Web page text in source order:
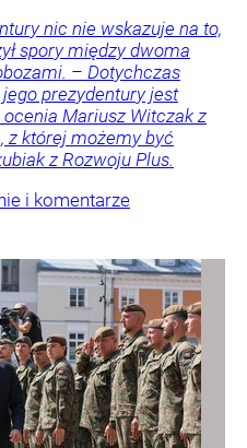
nic nie wskazuje na to,
spory między dwoma
– Dotychczas
prezydentury jest
Mariusz Witczak z
z której możemy być
z Rozwoju Plus.
i komentarze